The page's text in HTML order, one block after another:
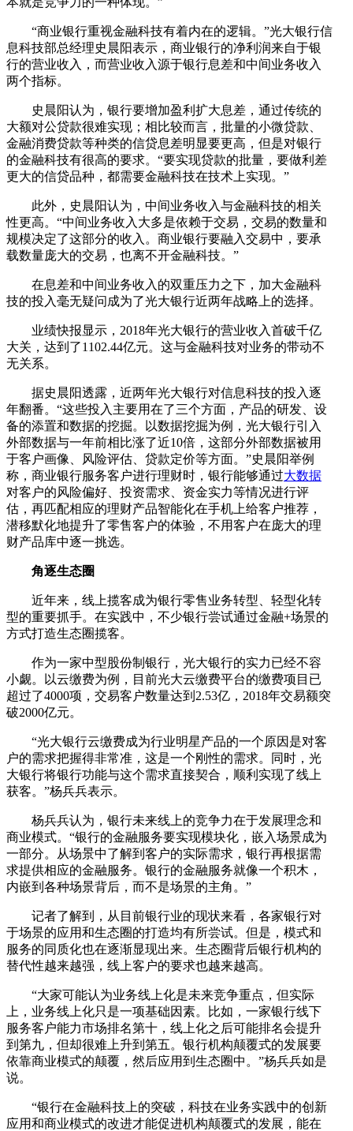
“商业银行重视金融科技有着内在的逻辑。”光大银行信
息科技部总经理史晨阳表示，商业银行的净利润来自于银
行的营业收入，而营业收入源于银行息差和中间业务收入
两个指标。
史晨阳认为，银行要增加盈利扩大息差，通过传统的
大额对公贷款很难实现；相比较而言，批量的小微贷款、
金融消费贷款等种类的信贷息差明显要更高，但是对银行
的金融科技有很高的要求。“要实现贷款的批量，要做利差
更大的信贷品种，都需要金融科技在技术上实现。”
此外，史晨阳认为，中间业务收入与金融科技的相关
性更高。“中间业务收入大多是依赖于交易，交易的数量和
规模决定了这部分的收入。商业银行要融入交易中，要承
载数量庞大的交易，也离不开金融科技。”
在息差和中间业务收入的双重压力之下，加大金融科
技的投入毫无疑问成为了光大银行近两年战略上的选择。
业绩快报显示，2018年光大银行的营业收入首破千亿
大关，达到了1102.44亿元。这与金融科技对业务的带动不
无关系。
据史晨阳透露，近两年光大银行对信息科技的投入逐
年翻番。“这些投入主要用在了三个方面，产品的研发、设
备的添置和数据的挖掘。以数据挖掘为例，光大银行引入
外部数据与一年前相比涨了近10倍，这部分外部数据被用
于客户画像、风险评估、贷款定价等方面。”史晨阳举例
称，商业银行服务客户进行理财时，银行能够通过大数据
对客户的风险偏好、投资需求、资金实力等情况进行评
估，再匹配相应的理财产品智能化在手机上给客户推荐，
潜移默化地提升了零售客户的体验，不用客户在庞大的理
财产品库中逐一挑选。
角逐生态圈
近年来，线上揽客成为银行零售业务转型、轻型化转
型的重要抓手。在实践中，不少银行尝试通过金融+场景的
方式打造生态圈揽客。
作为一家中型股份制银行，光大银行的实力已经不容
小觑。以云缴费为例，目前光大云缴费平台的缴费项目已
超过了4000项，交易客户数量达到2.53亿，2018年交易额突
破2000亿元。
“光大银行云缴费成为行业明星产品的一个原因是对客
户的需求把握得非常准，这是一个刚性的需求。同时，光
大银行将银行功能与这个需求直接契合，顺利实现了线上
获客。”杨兵兵表示。
杨兵兵认为，银行未来线上的竞争力在于发展理念和
商业模式。“银行的金融服务要实现模块化，嵌入场景成为
一部分。从场景中了解到客户的实际需求，银行再根据需
求提供相应的金融服务。银行的金融服务就像一个积木，
内嵌到各种场景背后，而不是场景的主角。”
记者了解到，从目前银行业的现状来看，各家银行对
于场景的应用和生态圈的打造均有所尝试。但是，模式和
服务的同质化也在逐渐显现出来。生态圈背后银行机构的
替代性越来越强，线上客户的要求也越来越高。
“大家可能认为业务线上化是未来竞争重点，但实际
上，业务线上化只是一项基础因素。比如，一家银行线下
服务客户能力市场排名第十，线上化之后可能排名会提升
到第九，但却很难上升到第五。银行机构颠覆式的发展要
依靠商业模式的颠覆，然后应用到生态圈中。”杨兵兵如是
说。
“银行在金融科技上的突破，科技在业务实践中的创新
应用和商业模式的改进才能促进机构颠覆式的发展，能在